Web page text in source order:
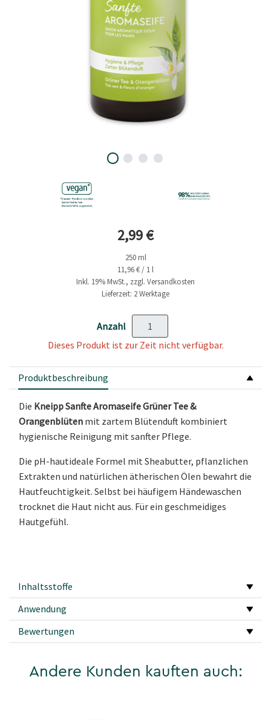
Aktueller Preis
2,99 €
250 ml
11,96 € / 1 l
Inkl. 19% MwSt., zzgl. Versandkosten
Lieferzeit: 2 Werktage
Anzahl
Dieses Produkt ist zur Zeit nicht verfügbar.
Produktbeschreibung
Die Kneipp Sanfte Aromaseife Grüner Tee &
Orangenblüten mit zartem Blütenduft kombiniert
hygienische Reinigung mit sanfter Pflege.
Die pH-hautideale Formel mit Sheabutter, pflanzlichen
Extrakten und natürlichen ätherischen Ölen bewahrt die
Hautfeuchtigkeit. Selbst bei häufigem Händewaschen
trocknet die Haut nicht aus. Für ein geschmeidiges
Hautgefühl.
Inhaltsstoffe
Anwendung
Bewertungen
Andere Kunden kauften auch: